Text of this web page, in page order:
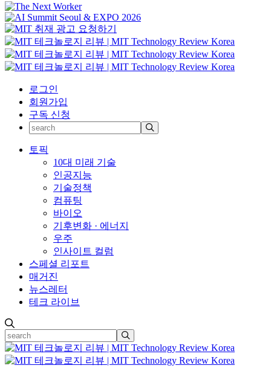
로그인
회원가입
구독 신청
토픽
10대 미래 기술
인공지능
기술정책
컴퓨팅
바이오
기후변화 · 에너지
우주
인사이트 컬럼
스페셜 리포트
매거진
뉴스레터
테크 라이브